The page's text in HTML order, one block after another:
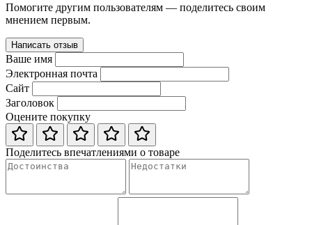
Помогите другим пользователям — поделитесь своим
мнением первым.
Написать отзыв
Ваше имя
Электронная почта
Сайт
Заголовок
Оцените покупку
Поделитесь впечатлениями о товаре